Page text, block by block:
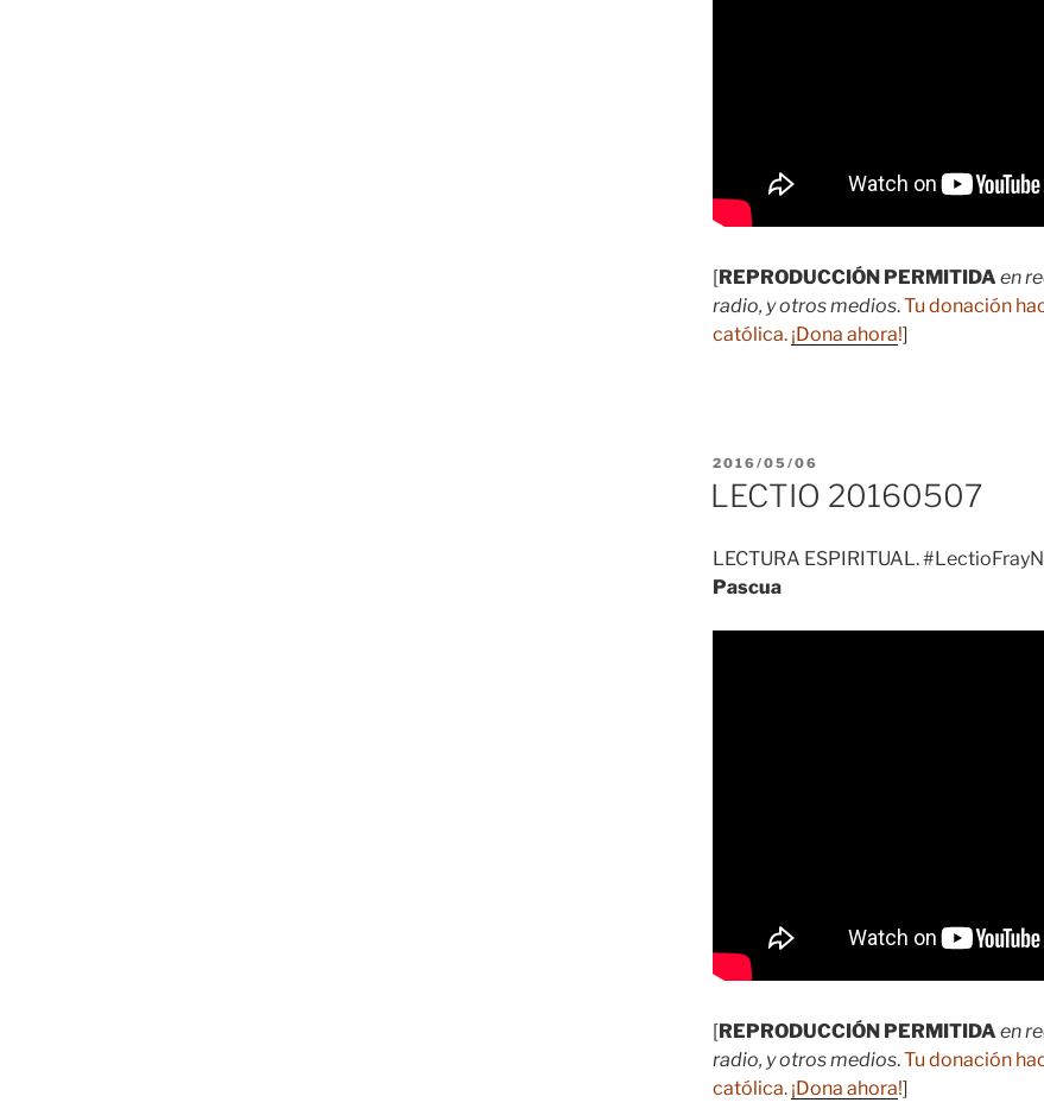
[REPRODUCCIÓN PERMITIDA en
radio, y otros medios.Tu donación
católica. ¡Dona ahora!]
PUBLICADO
EL
2016/05/06
LECTIO 20160507
LECTURA ESPIRITUAL.
Pascua
[REPRODUCCIÓN PERMITIDA en
radio, y otros medios.Tu donación
católica. ¡Dona ahora!]